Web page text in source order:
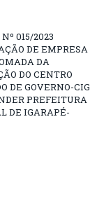
015/2023
DE EMPRESA
DA
DO CENTRO
DE GOVERNO-CIG
PREFEITURA
DE IGARAPÉ-